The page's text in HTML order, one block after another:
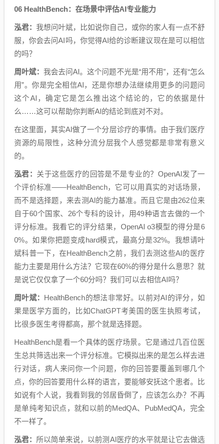
06 HealthBench：在场景中评估AI专业能力
泓君： 我想问叶斌，比如说你自己，或你的家人有一点不舒
服，你会去问AI吗，你觉得AI给的诊断建议现在是可以相信
的吗？
周叶斌：我会去问AI。这个问题不光是“用不用”，还有“怎么
用”。你是完全相信AI，还是你想办法继续用更多的问题问
这个AI，确定它是怎么推出这个结论的，它的依据是什
么……这可以帮助你判断AI的结论到底对不对。
在这里面，其实AI做了一个分层诊疗的事情。由于我们医疗
资源的局限性，这种分流分层我个人感觉都是非常有意义
的。
泓君： 关于这些医疗的回答是不是专业的？OpenAI发了一
个评价标准——HealthBench，它可以用真实的对话场景，
而不是选择题，来去测AI的能力基准。而且它是由262位来
自于60个国家、26个专科的设计，用49种语言去做的一个
评分标准。我看它的评分结果，OpenAI o3模型的得分是6
0%。如果你把题变成hard模式，最高分是32%。我想请叶
斌科普一下，在HealthBench之前，我们去测这些AI的医疗
能力主要是用什么方法？它现在60%的得分是什么意思？就
是说它仅仅拿了一个60分吗？我们可以去相信AI吗？
周叶斌： HealthBench的想法非常好。以前对AI的评分，如
果是医学方面的，比如ChatGPT考美国的医生执照考试，
比很多医生考得都高，那个就是选择题。
HealthBench是看一个具体的医疗场景。它是通过几百位医
生总共筛选出来一个评分标准。它模拟出来的是怎么样去进
行对话，病人来问你一个问题，你的回答要覆盖到哪几个
点，你的回答要用什么样的语言，要能够安抚这个患者。比
如说有个人说，我看到我的邻居昏倒了，应该怎么办？不再
是单纯考知识点，就和以前的MedQA、PubMedQA，完全
不一样了。
泓君： 所以简单来说，以前测AI医疗的水平就是让它去做选